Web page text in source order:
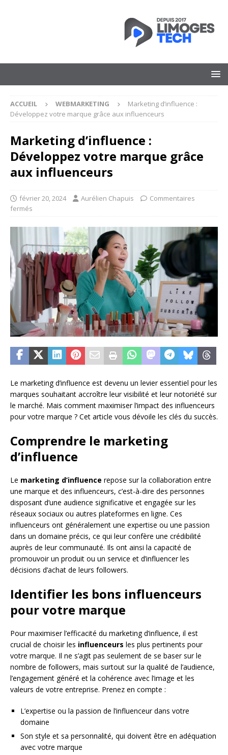
ACCUEIL WEBMARKETING
Marketing d’influence :
Développez votre marque grâce aux influenceurs
Marketing d’influence :
Développez votre marque grâce
aux influenceurs
février 20, 2024 Aurélien Chapuis
Commentaires
fermés
Le marketing d’influence est devenu un levier essentiel pour les
marques souhaitant accroître leur visibilité et leur notoriété sur
le marché. Mais comment maximiser l’impact des influenceurs
pour votre marque ? Cet article vous dévoile les clés du succès.
Comprendre le marketing
d’influence
Le marketing d’influence repose sur la collaboration entre
une marque et des influenceurs, c’est-à-dire des personnes
disposant d’une audience significative et engagée sur les
réseaux sociaux ou autres plateformes en ligne. Ces
influenceurs ont généralement une expertise ou une passion
dans un domaine précis, ce qui leur confère une crédibilité
auprès de leur communauté. Ils ont ainsi la capacité de
promouvoir un produit ou un service et d’influencer les
décisions d’achat de leurs followers.
Identifier les bons influenceurs
pour votre marque
Pour maximiser l’efficacité du marketing d’influence, il est
crucial de choisir les influenceurs les plus pertinents pour
votre marque. Il ne s’agit pas seulement de se baser sur le
nombre de followers, mais surtout sur la qualité de l’audience,
l’engagement généré et la cohérence avec l’image et les
valeurs de votre entreprise. Prenez en compte :
L’expertise ou la passion de l’influenceur dans votre
domaine
Son style et sa personnalité, qui doivent être en adéquation
avec votre marque